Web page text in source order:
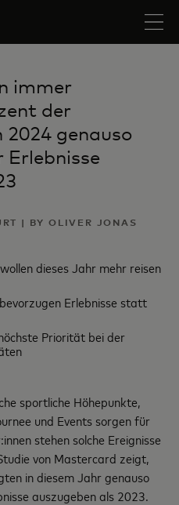
immer
der
2024 genauso
Erlebnisse
| BY OLIVER JONAS
dieses Jahr mehr reisen
Erlebnisse statt
Priorität bei der
sportliche Höhepunkte,
und Events sorgen für
stehen solche Ereignisse
von Mastercard zeigt,
in diesem Jahr genauso
auszugeben als 2023.